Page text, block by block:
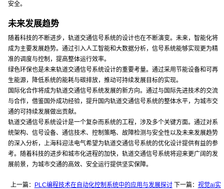
安全。
未来发展趋势
随着科技的不断进步，轨道交通信号系统的设计也在不断演变。未来，智能化将
成为主要发展趋势。通过引入人工智能和大数据分析，信号系统能够实现更为精
准的调度与控制，提高整体运行效率。
绿色环保也是未来轨道交通信号系统设计的重要考量。通过采用节能设备和可再
生能源，降低系统的能耗与碳排放，推动可持续发展目标的实现。
国际化合作将成为轨道交通信号系统发展的新方向。通过与国际先进技术的交流
与合作，借鉴国外成功经验，提升国内轨道交通信号系统的整体水平，为城市交
通的可持续发展做出贡献。
轨道交通信号系统设计是一个复杂而系统的工程，涉及多个关键方面。通过对系
统架构、信号设备、通信技术、控制策略、故障检测与安全性以及未来发展趋势
的深入分析，上海科迎法电气希望为轨道交通信号系统的优化设计提供有益的参
考。随着科技的进步和城市化进程的加快，轨道交通信号系统将迎来更广阔的发
展前景，为城市交通的高效、安全运行提供坚实保障。
上一篇： PLC编程技术在自动化控制系统中的应用与发展探讨下一篇： 视觉ai实